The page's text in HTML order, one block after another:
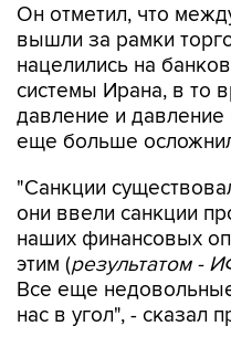
Он отметил, что
вышли за рамки
нацелились на
системы Ирана, в то
давление и
еще больше
"Санкции
они ввели санкции
наших финансовых
этим (результатом -
Все еще
нас в угол", - сказал